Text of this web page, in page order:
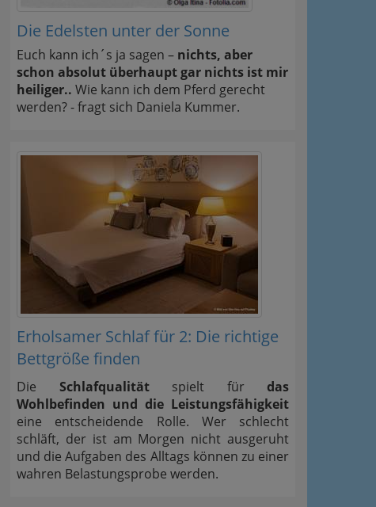
Die Edelsten unter der Sonne
Euch kann ich´s ja sagen – nichts, aber
schon absolut überhaupt gar nichts ist mir
heiliger.. Wie kann ich dem Pferd gerecht
werden? - fragt sich Daniela Kummer.
Erholsamer Schlaf für 2: Die richtige
Bettgröße finden
Die Schlafqualitätspielt für das
Wohlbefinden und die Leistungsfähigkeit
eine entscheidende Rolle. Wer schlecht
schläft, der ist am Morgen nicht ausgeruht
und die Aufgaben des Alltags können zu einer
wahren Belastungsprobe werden.